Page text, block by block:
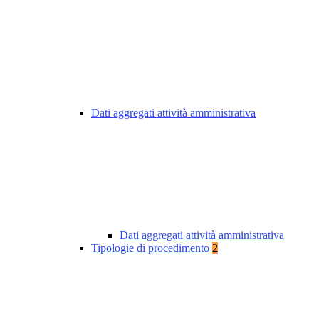
Dati aggregati attività amministrativa
Dati aggregati attività amministrativa
Tipologie di procedimento 2